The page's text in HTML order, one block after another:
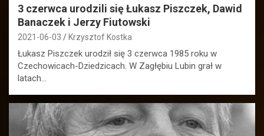
3 czerwca urodzili się Łukasz Piszczek, Dawid
Banaczek i Jerzy Fiutowski
2021-06-03 Krzysztof Kostka
Łukasz Piszczek urodził się 3 czerwca 1985 roku w
Czechowicach-Dziedzicach. W Zagłębiu Lubin grał w
latach…